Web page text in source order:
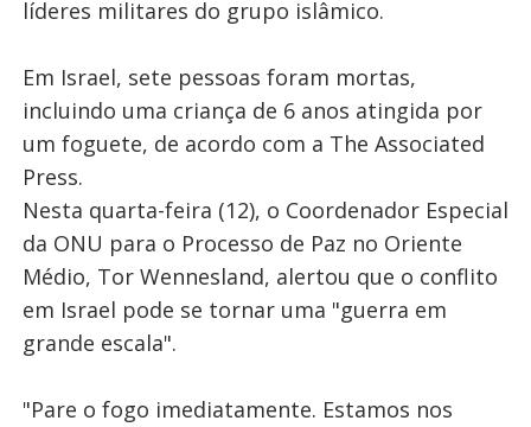
líderes militares do grupo islâmico.
Em Israel, sete pessoas foram mortas,
incluindo uma criança de 6 anos atingida por
um foguete, de acordo com a The Associated
Press.
Nesta quarta-feira (12), o Coordenador Especial
da ONU para o Processo de Paz no Oriente
Médio, Tor Wennesland, alertou que o conflito
em Israel pode se tornar uma "guerra em
grande escala".
"Pare o fogo imediatamente. Estamos nos